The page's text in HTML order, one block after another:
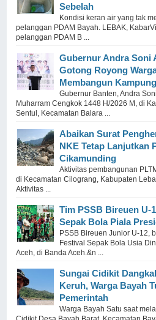
Sebelah
Kondisi keran air yang tak
pelanggan PDAM Bayah. LEBAK,
pelanggan PDAM B ...
Gubernur Andra Soni
Gotong Royong
Membangun Kampung
Gubernur Banten, Andra
Muharram Cengkok 1448 H/2026 M, di
Sentul, Kecamatan Balara ...
Abaikan Surat
NKE Tetap Lanjutkan
Cikamunding
Aktivitas pembangunan
di Kecamatan Cilograng, Kabupaten
Aktivitas ...
Tim PSSB Bireuen U-
Sepak Bola Piala
PSSB Bireuen Junior U-12,
Festival Sepak Bola Usia
Aceh, di Banda Aceh.&n ...
Sungai Cidikit
Keruh, Warga Bayah
Pemerintah
Warga Bayah Satu saat